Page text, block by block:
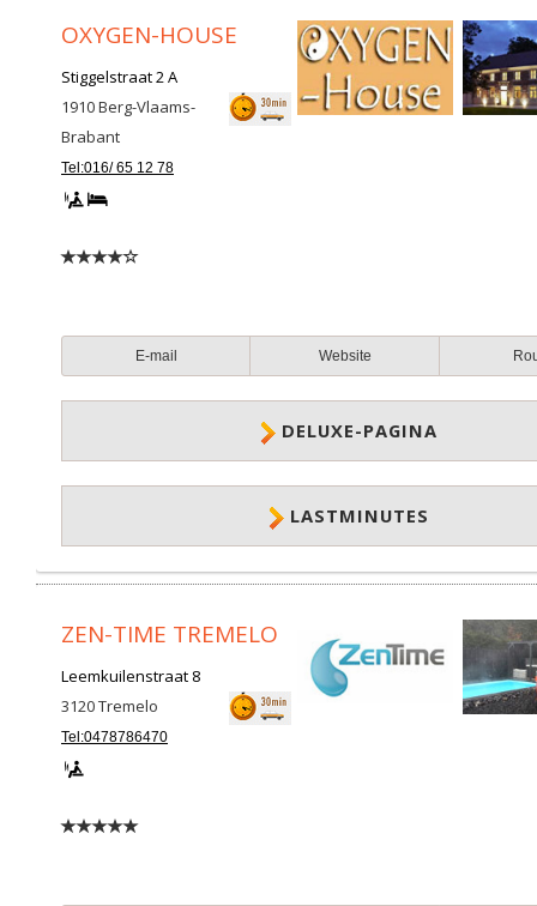
OXYGEN-HOUSE
Stiggelstraat 2 A
1910Berg-Vlaams-
Brabant
Tel:016/ 65 12 78
E-mail Website
DELUXE-PAGINA
LASTMINUTES
ZEN-TIME TREMELO
Leemkuilenstraat 8
3120Tremelo
Tel:0478786470